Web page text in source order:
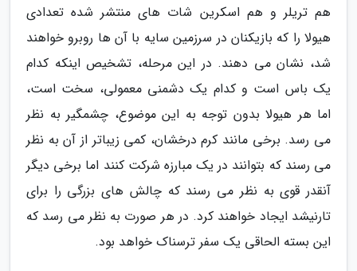
هم تریلر و هم اسکرین شات های منتشر شده تعدادی
هیولا را که بازیکنان در سرزمین سایه با آن ها روبرو خواهند
شد، نشان می دهند. در این مرحله، تشخیص اینکه کدام
یک باس است و کدام یک دشمنی معمولی، سخت است،
اما هر هیولا بدون توجه به این موضوع، چشمگیر به نظر
می رسد. برخی مانند کرم درخشان، کمی زیباتر از آن به نظر
می رسند که بتوانند در یک مبارزه شرکت کنند اما برخی دیگر
آنقدر قوی به نظر می رسند که چالش های بزرگی را برای
تارنیشد ایجاد خواهند کرد. در هر صورت به نظر می رسد که
این بسته الحاقی یک سفر ترسناک خواهد بود.